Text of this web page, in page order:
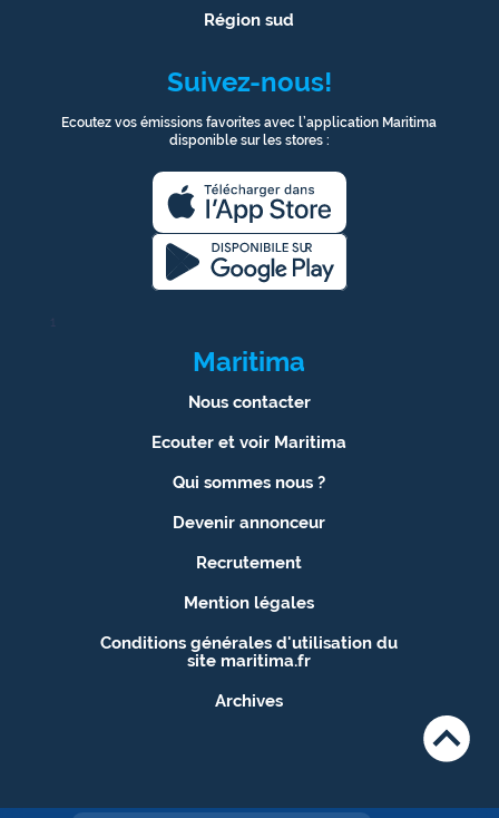
Région sud
Suivez-nous!
Ecoutez vos émissions favorites avec l’application Maritima
disponible sur les stores :
1
Maritima
Nous contacter
Ecouter et voir Maritima
Qui sommes nous ?
Devenir annonceur
Recrutement
Mention légales
Conditions générales d'utilisation du
site maritima.fr
Archives